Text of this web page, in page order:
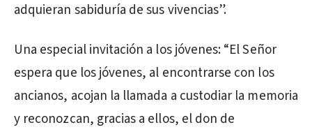
adquieran sabiduría de sus vivencias”.
Una especial invitación a los jóvenes: “El Señor
espera que los jóvenes, al encontrarse con los
ancianos, acojan la llamada a custodiar la memoria
y reconozcan, gracias a ellos, el don de